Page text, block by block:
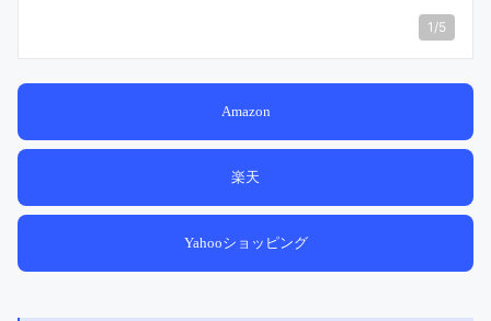
1 /5
Amazon
楽天
Yahooショッピング